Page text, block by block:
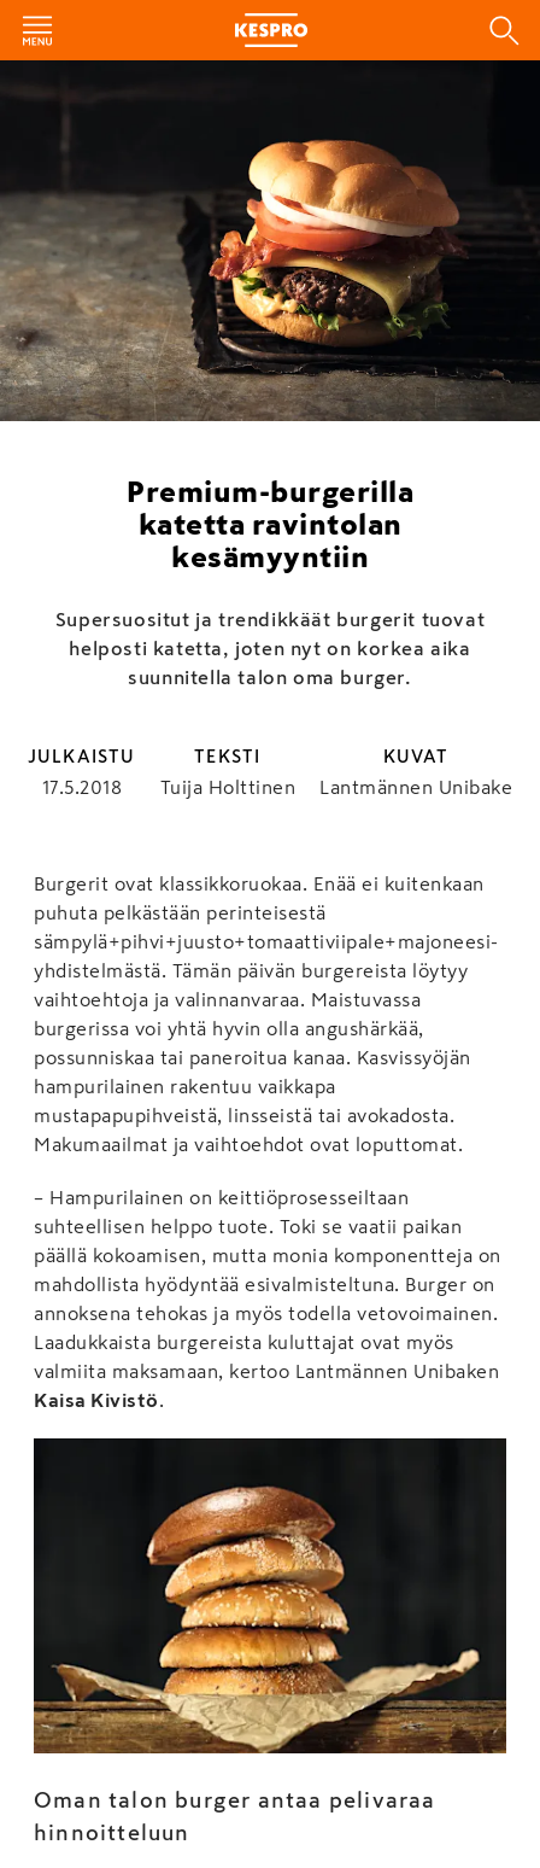
Premium-burgerilla
katetta ravintolan
kesämyyntiin
Supersuositut ja trendikkäät burgerit tuovat
helposti katetta, joten nyt on korkea aika
suunnitella talon oma burger.
JULKAISTU
17.5.2018
TEKSTI
Tuija Holttinen
KUVAT
Lantmännen Unibake
Burgerit ovat klassikkoruokaa. Enää ei kuitenkaan
puhuta pelkästään perinteisestä
sämpylä+pihvi+juusto+tomaattiviipale+majoneesi-
yhdistelmästä. Tämän päivän burgereista löytyy
vaihtoehtoja ja valinnanvaraa. Maistuvassa
burgerissa voi yhtä hyvin olla angushärkää,
possunniskaa tai paneroitua kanaa. Kasvissyöjän
hampurilainen rakentuu vaikkapa
mustapapupihveistä, linsseistä tai avokadosta.
Makumaailmat ja vaihtoehdot ovat loputtomat.
– Hampurilainen on keittiöprosesseiltaan
suhteellisen helppo tuote. Toki se vaatii paikan
päällä kokoamisen, mutta monia komponentteja on
mahdollista hyödyntää esivalmisteltuna. Burger on
annoksena tehokas ja myös todella vetovoimainen.
Laadukkaista burgereista kuluttajat ovat myös
valmiita maksamaan, kertoo Lantmännen Unibaken
Kaisa Kivistö
Oman talon burger antaa pelivaraa
hinnoitteluun